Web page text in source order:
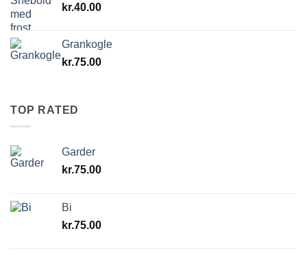
kr.40.00
Grankogle
kr.75.00
TOP RATED
Garder
kr.75.00
Bi
kr.75.00